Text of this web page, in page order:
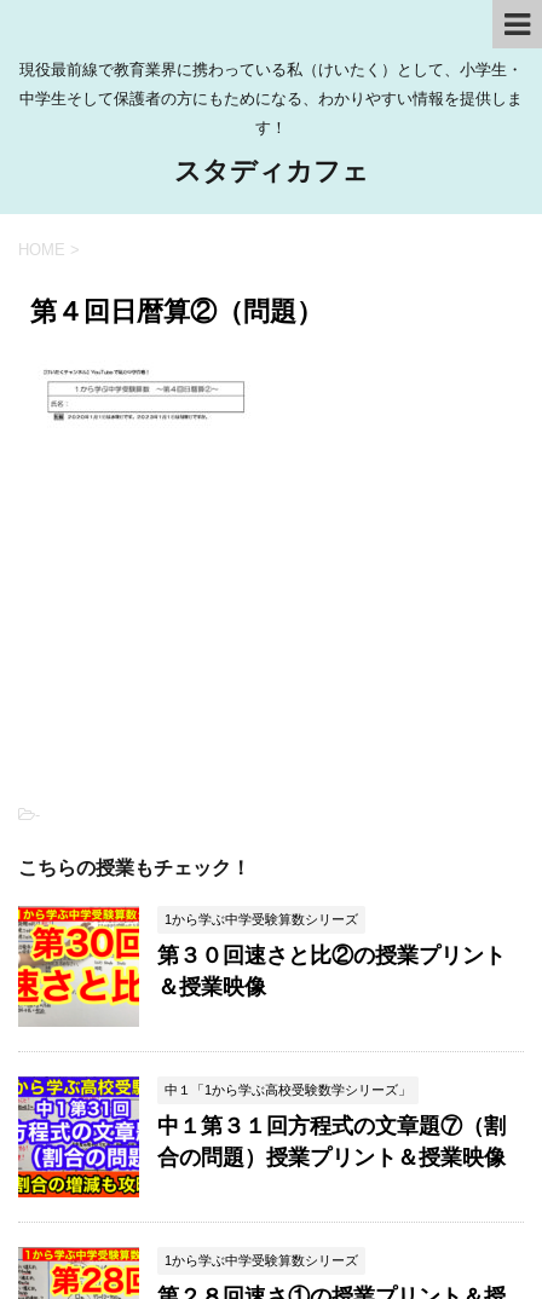
現役最前線で教育業界に携わっている私（けいたく）として、小学生・
中学生そして保護者の方にもためになる、わかりやすい情報を提供しま
す！
スタディカフェ
HOME >
第４回日暦算②（問題）
-
こちらの授業もチェック！
1から学ぶ中学受験算数シリーズ
第３０回速さと比②の授業プリント
＆授業映像
中１「1から学ぶ高校受験数学シリーズ」
中１第３１回方程式の文章題⑦（割
合の問題）授業プリント＆授業映像
1から学ぶ中学受験算数シリーズ